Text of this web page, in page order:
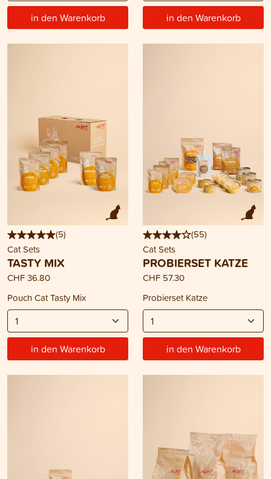
in den Warenkorb in den Warenkorb
(5)
Cat Sets
TASTY MIX
CHF 36.80
Pouch Cat Tasty Mix
in den Warenkorb
(55)
Cat Sets
PROBIERSET KATZE
CHF 57.30
Probierset Katze
in den Warenkorb